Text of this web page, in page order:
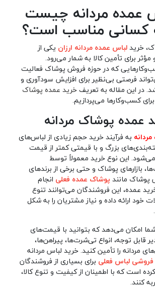
عمده مردانه چیست
کسانی مناسب است؟
خریدلباس عمده مردانه ارزان یکی از
برای تأمین کالا به شمار می‌رود.
که در حوزه فروش پوشاک فعالیت
فرصتی بی‌نظیر برای افزایش سودآوری و
در این مقاله به تعریفخرید عمده پوشاک
کسب‌وکارها می‌پردازیم.
عمده پوشاک مردانه
به فرآیند خرید حجم زیادی از لباس‌های
بزرگ و با قیمتی کمتر از قیمت
این نوع خرید معمولاً توسط
بازارهای پوشاک و حتی برخی از برندهای
پوشاک مانند پوشاک عمده فعلی انجام
عمده، این فروشندگان می‌توانند تنوع
خود ارائه داده و نیاز مشتریان را به شکل
امکان می‌دهد که بتوانید با قیمت‌های
قابل توجه، انواع تی‌شرت‌ها، پیراهن‌ها،
مردانه را تأمین کنید. خرید لباس مردانه
لباس فعلی برای بسیاری از فروشندگان
است که با اطمینان از کیفیت و تنوع کالا،
کنند.